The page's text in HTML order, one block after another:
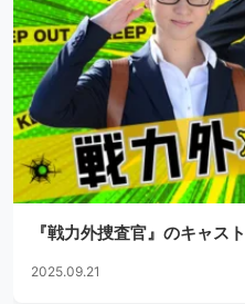
『戦力外捜査官』のキャス
2025.09.21